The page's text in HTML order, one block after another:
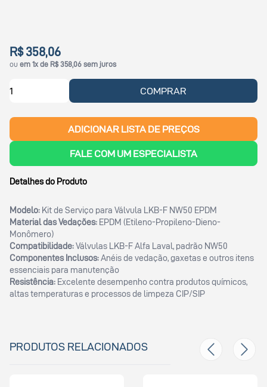
R$ 358,06
ou em 1x de R$ 358,06 sem juros
COMPRAR
ADICIONAR LISTA DE PREÇOS
FALE COM UM ESPECIALISTA
Detalhes do Produto
Modelo: Kit de Serviço para Válvula LKB-F NW50 EPDM
Material das Vedações: EPDM (Etileno-Propileno-Dieno-
Monômero)
Compatibilidade:Válvulas LKB-F Alfa Laval, padrão NW50
Componentes Inclusos:Anéis de vedação, gaxetas e outros itens
essenciais para manutenção
Resistência: Excelente desempenho contra produtos químicos,
altas temperaturas e processos de limpeza CIP/SIP
PRODUTOS RELACIONADOS